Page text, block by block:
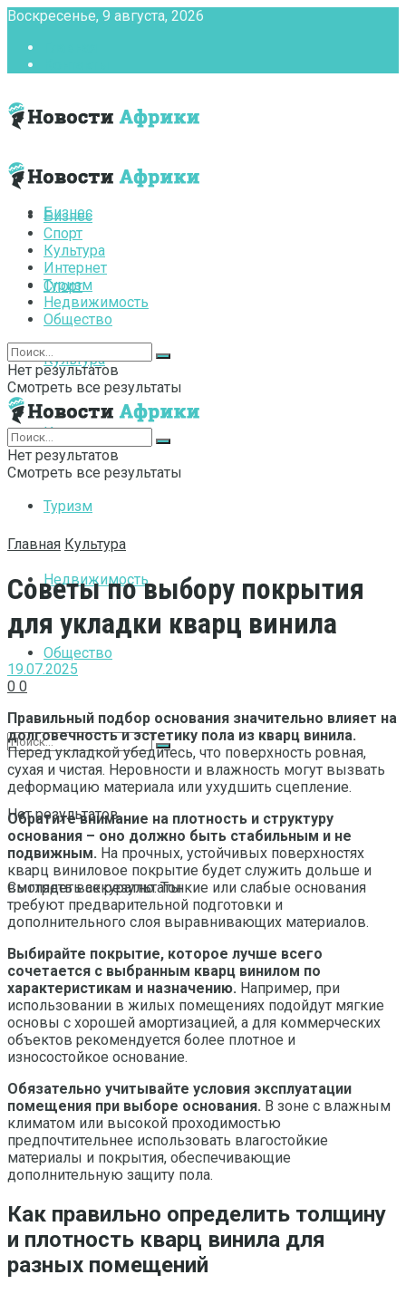
Воскресенье, 9 августа, 2026
Бизнес
Спорт
Культура
Интернет
Туризм
Недвижимость
Общество
Нет результатов
Смотреть все результаты
Бизнес
Спорт
Культура
Интернет
Туризм
Недвижимость
Общество
Нет результатов
Смотреть все результаты
Нет результатов
Смотреть все результаты
Главная Культура
Советы по выбору покрытия
для укладки кварц винила
19.07.2025
0 0
Правильный подбор основания значительно влияет на
долговечность и эстетику пола из кварц винила.
Перед укладкой убедитесь, что поверхность ровная,
сухая и чистая. Неровности и влажность могут вызвать
деформацию материала или ухудшить сцепление.
Обратите внимание на плотность и структуру
основания – оно должно быть стабильным и не
подвижным. На прочных, устойчивых поверхностях
кварц виниловое покрытие будет служить дольше и
выглядеть аккуратно. Тонкие или слабые основания
требуют предварительной подготовки и
дополнительного слоя выравнивающих материалов.
Выбирайте покрытие, которое лучше всего
сочетается с выбранным кварц винилом по
характеристикам и назначению. Например, при
использовании в жилых помещениях подойдут мягкие
основы с хорошей амортизацией, а для коммерческих
объектов рекомендуется более плотное и
износостойкое основание.
Обязательно учитывайте условия эксплуатации
помещения при выборе основания. В зоне с влажным
климатом или высокой проходимостью
предпочтительнее использовать влагостойкие
материалы и покрытия, обеспечивающие
дополнительную защиту пола.
Как правильно определить толщину
и плотность кварц винила для
разных помещений